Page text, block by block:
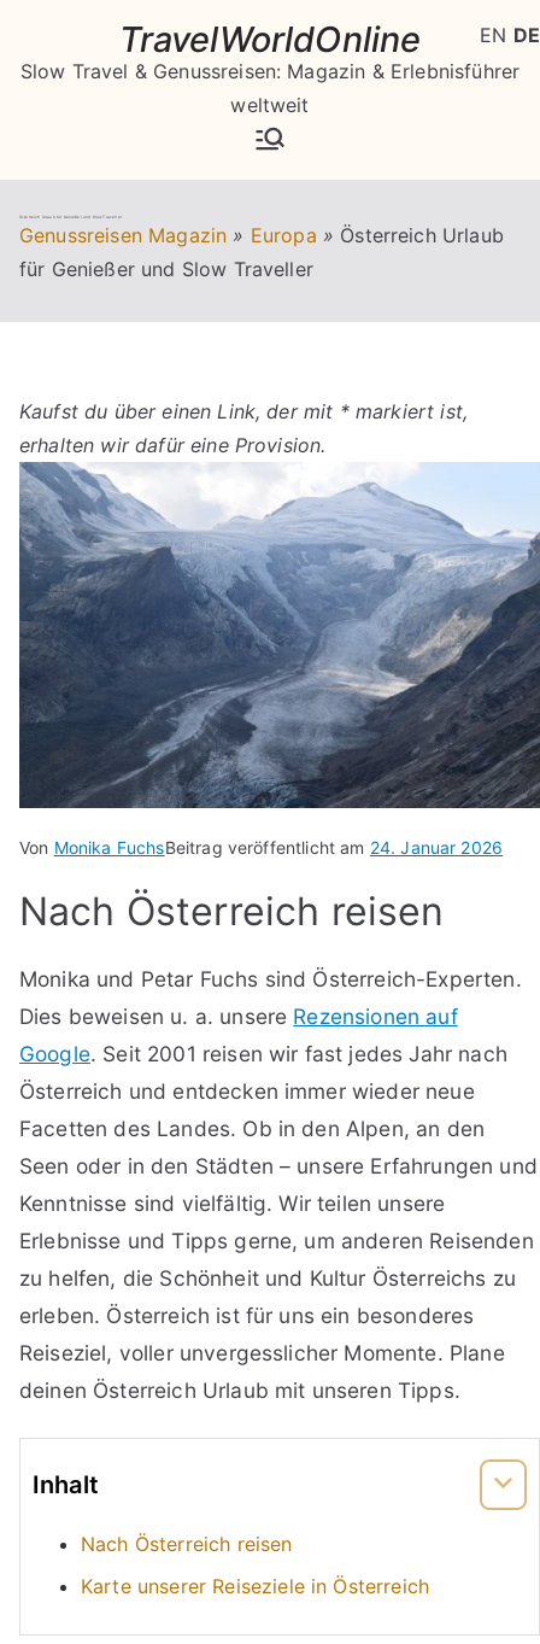
springen
TravelWorldOnline
Slow Travel & Genussreisen: Magazin & Erlebnisführer
weltweit
Österreich Urlaub für Genießer und Slow Traveller
Genussreisen Magazin » Europa » Österreich Urlaub
für Genießer und Slow Traveller
Kaufst du über einen Link, der mit * markiert ist,
erhalten wir dafür eine Provision.
Von Monika FuchsBeitrag veröffentlicht am 24. Januar 2026
Nach Österreich reisen
Monika und Petar Fuchs sind Österreich-Experten.
Dies beweisen u. a. unsere Rezensionen auf
Google. Seit 2001 reisen wir fast jedes Jahr nach
Österreich und entdecken immer wieder neue
Facetten des Landes. Ob in den Alpen, an den
Seen oder in den Städten – unsere Erfahrungen und
Kenntnisse sind vielfältig. Wir teilen unsere
Erlebnisse und Tipps gerne, um anderen Reisenden
zu helfen, die Schönheit und Kultur Österreichs zu
erleben. Österreich ist für uns ein besonderes
Reiseziel, voller unvergesslicher Momente. Plane
deinen Österreich Urlaub mit unseren Tipps.
Inhalt
Nach Österreich reisen
Karte unserer Reiseziele in Österreich
EN DE